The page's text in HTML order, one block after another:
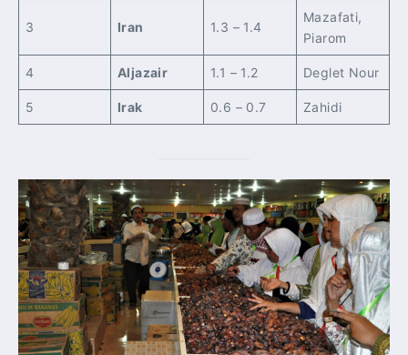
3 Iran 1.3 – 1.4
Mazafati,
Piarom
4 Aljazair 1.1 – 1.2 Deglet Nour
5 Irak 0.6 – 0.7 Zahidi